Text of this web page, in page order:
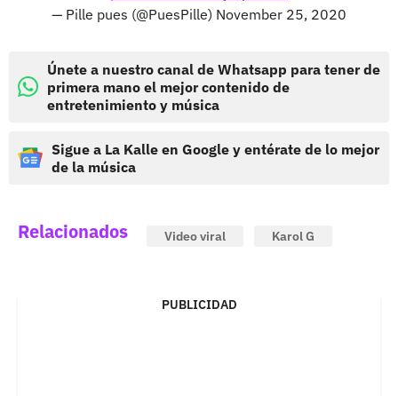
— Pille pues (@PuesPille) November 25, 2020
Únete a nuestro canal de Whatsapp para tener de
primera mano el mejor contenido de
entretenimiento y música
Sigue a La Kalle en Google y entérate de lo mejor
de la música
Relacionados Video viral Karol G
PUBLICIDAD